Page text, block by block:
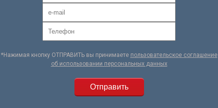
*Нажимая кнопку ОТПРАВИТЬ вы принимаете пользовательское соглашение
об использовании персональных данных